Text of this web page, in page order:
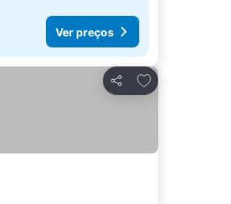
Ver preços
Partilhar
Adicionar aos